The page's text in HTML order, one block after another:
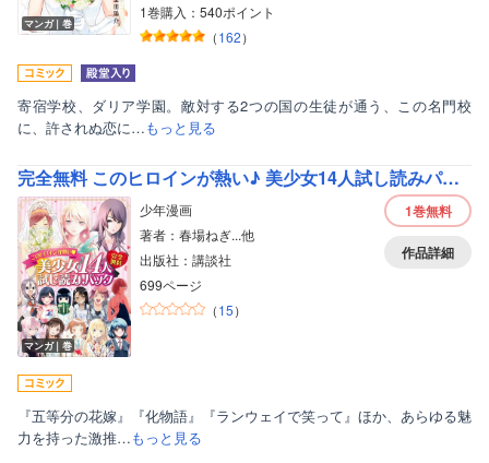
マンガ｜巻
1巻購入：540ポイント
（162）
寄宿学校、ダリア学園。敵対する2つの国の生徒が通う、この名門校
に、許されぬ恋に…もっと見る
完全無料 このヒロインが熱い♪ 美少女14人試し読みパック
マンガ｜巻
少年漫画
著者：春場ねぎ...他
出版社：講談社
699ページ
（15）
1巻無料
作品詳細
『五等分の花嫁』『化物語』『ランウェイで笑って』ほか、あらゆる魅
力を持った激推…もっと見る